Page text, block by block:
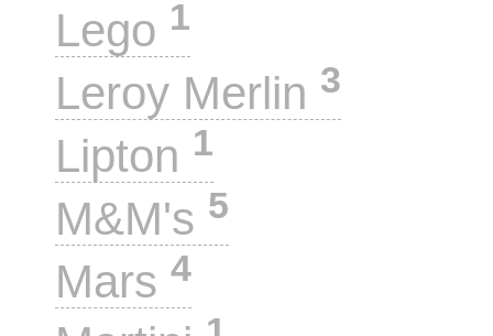
Lego 1
Leroy Merlin 3
Lipton 1
M&M's 5
Mars 4